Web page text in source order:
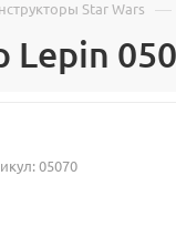
Star Wars —
Lepin
05070